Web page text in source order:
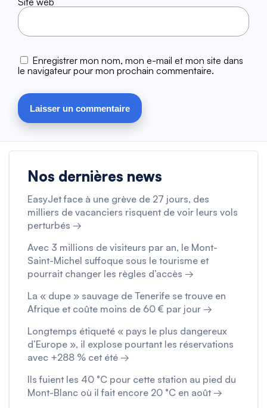
Enregistrer mon nom, mon e-mail et mon site dans
le navigateur pour mon prochain commentaire.
Nos dernières news
EasyJet face à une grève de 27 jours, des
milliers de vacanciers risquent de voir leurs vols
perturbés →
Avec 3 millions de visiteurs par an, le Mont-
Saint-Michel suffoque sous le tourisme et
pourrait changer les règles d’accès →
La « dupe » sauvage de Tenerife se trouve en
Afrique et coûte moins de 60 € par jour →
Longtemps étiqueté « pays le plus dangereux
d’Europe », il explose pourtant les réservations
avec +288 % cet été →
Ils fuient les 40 °C pour cette station au pied du
Mont-Blanc où il fait encore 20 °C en août →